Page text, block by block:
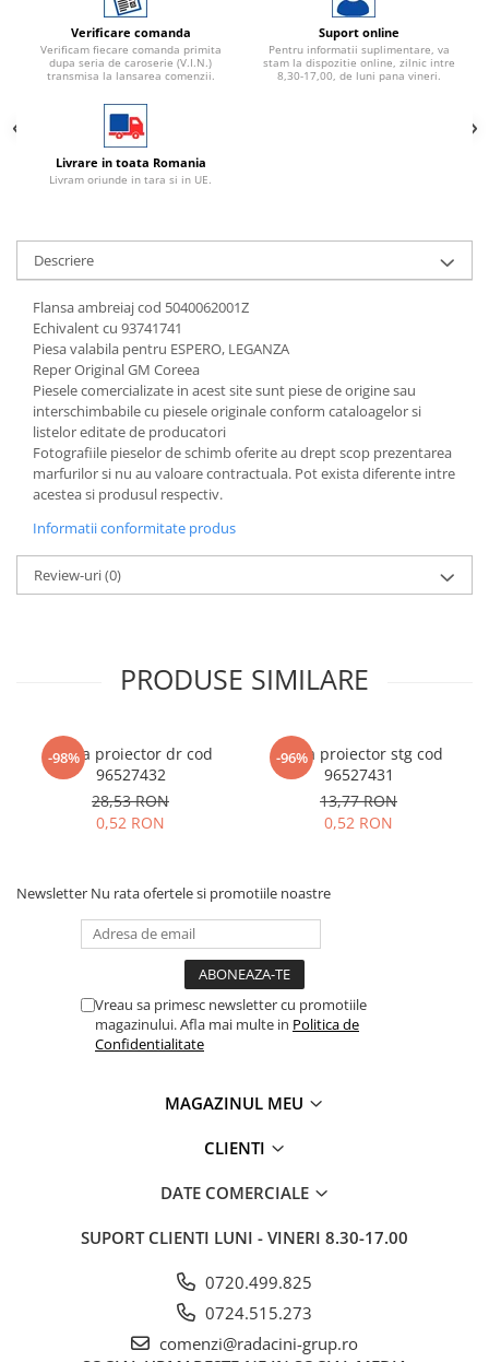
Verificare comanda
Verificam fiecare comanda primita
dupa seria de caroserie (V.I.N.)
transmisa la lansarea comenzii.
Suport online
Pentru informatii suplimentare, va
stam la dispozitie online, zilnic intre
8,30-17,00, de luni pana vineri.
Livrare in toata Romania
Livram oriunde in tara si in UE.
Descriere
Flansa ambreiaj cod 5040062001Z
Echivalent cu 93741741
Piesa valabila pentru ESPERO, LEGANZA
Reper Original GM Coreea
Piesele comercializate in acest site sunt piese de origine sau
interschimbabile cu piesele originale conform cataloagelor si
listelor editate de producatori
Fotografiile pieselor de schimb oferite au drept scop prezentarea
marfurilor si nu au valoare contractuala. Pot exista diferente intre
acestea si produsul respectiv.
Informatii conformitate produs
Review-uri(0)
PRODUSE SIMILARE
-98%
Rama proiector dr cod
96527432
28,53 RON
0,52 RON
-96%
Rama proiector stg cod
96527431
13,77 RON
0,52 RON
Newsletter Nu rata ofertele si promotiile noastre
Vreau sa primesc newsletter cu promotiile
magazinului. Afla mai multe in Politica de
Confidentialitate
MAGAZINUL MEU
CLIENTI
DATE COMERCIALE
SUPORT CLIENTI LUNI - VINERI 8.30-17.00
0720.499.825
0724.515.273
comenzi@radacini-grup.ro